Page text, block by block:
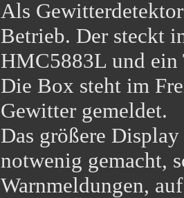
Als
Betrieb. Der steckt
HMC5883L und ein
Die Box steht im
Gewitter gemeldet.
Das größere
notwenig gemacht,
Warnmeldungen,